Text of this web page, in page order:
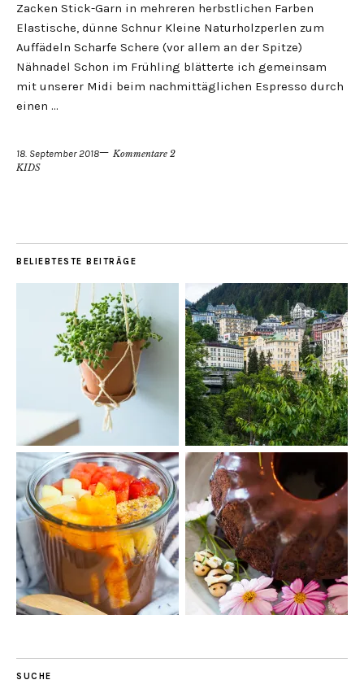
Zacken Stick-Garn in mehreren herbstlichen Farben
Elastische, dünne Schnur Kleine Naturholzperlen zum
Auffädeln Scharfe Schere (vor allem an der Spitze)
Nähnadel Schon im Frühling blätterte ich gemeinsam
mit unserer Midi beim nachmittäglichen Espresso durch
einen …
18. September 2018
Kommentare 2
KIDS
BELIEBTESTE BEITRÄGE
SUCHE